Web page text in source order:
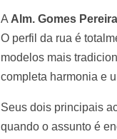
A Alm. Gomes Pereira
O perfil da rua é
modelos mais
completa harmonia e
Seus dois principais
quando o assunto é